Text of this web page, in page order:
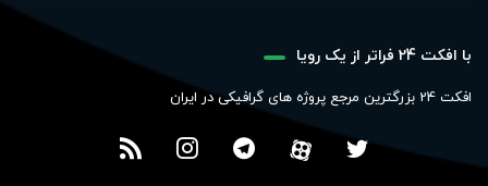
با افکت 24 فراتر از یک رویا
افکت 24 بزرگترین مرجع پروژه های گرافیکی در ایران